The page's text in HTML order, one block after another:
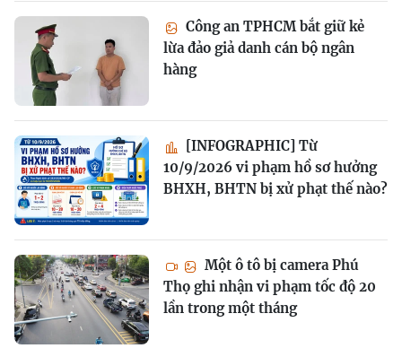
Công an TPHCM bắt giữ kẻ
lừa đảo giả danh cán bộ ngân
hàng
[INFOGRAPHIC] Từ
10/9/2026 vi phạm hồ sơ hưởng
BHXH, BHTN bị xử phạt thế nào?
Một ô tô bị camera Phú
Thọ ghi nhận vi phạm tốc độ 20
lần trong một tháng